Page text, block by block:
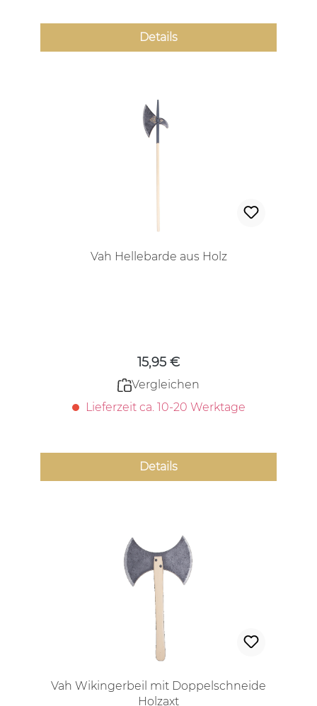
Details
Vah Hellebarde aus Holz
15,95 €
Vergleichen
Lieferzeit ca. 10-20 Werktage
Details
Vah Wikingerbeil mit Doppelschneide
Holzaxt